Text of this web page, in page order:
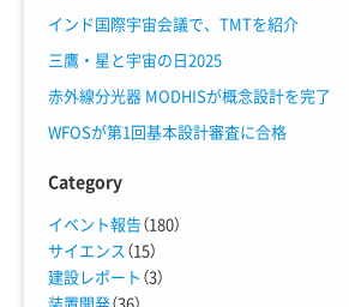
インド国際宇宙会議で、TMTを紹介
三鷹・星と宇宙の日2025
赤外線分光器 MODHISが概念設計を完了
WFOSが第1回基本設計審査に合格
Category
イベント報告（180）
サイエンス （15）
建設レポート （3）
装置開発（36）